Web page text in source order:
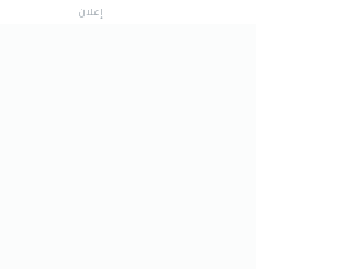
إعلان